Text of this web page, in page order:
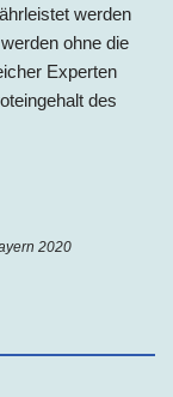
werden
ohne die
Experten
des
2020